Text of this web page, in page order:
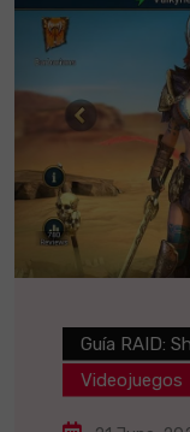
Guía RAID:
Videojuegos